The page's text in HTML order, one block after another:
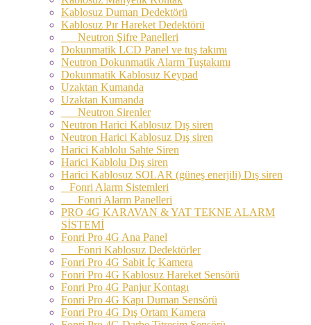
Kablosuz Duman Dedektörü
Kablosuz Pır Hareket Dedektörü
Neutron Şifre Panelleri
Dokunmatik LCD Panel ve tuş takımı
Neutron Dokunmatik Alarm Tuştakımı
Dokunmatik Kablosuz Keypad
Uzaktan Kumanda
Uzaktan Kumanda
Neutron Sirenler
Neutron Harici Kablosuz Dış siren
Neutron Harici Kablosuz Dış siren
Harici Kablolu Sahte Siren
Harici Kablolu Dış siren
Harici Kablosuz SOLAR (güneş enerjili) Dış siren
Fonri Alarm Sistemleri
Fonri Alarm Panelleri
PRO 4G KARAVAN & YAT TEKNE ALARM
SİSTEMİ
Fonri Pro 4G Ana Panel
Fonri Kablosuz Dedektörler
Fonri Pro 4G Sabit İç Kamera
Fonri Pro 4G Kablosuz Hareket Sensörü
Fonri Pro 4G Panjur Kontagı
Fonri Pro 4G Kapı Duman Sensörü
Fonri Pro 4G Dış Ortam Kamera